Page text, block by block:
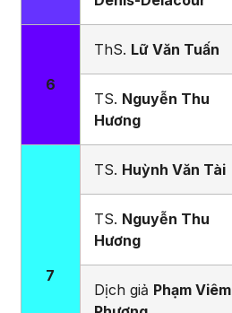
6
ThS. Lữ Văn Tuấn
TS. Nguyễn Thu
Hương
7
TS. Huỳnh Văn Tài
TS. Nguyễn Thu
Hương
Dịch giả Phạm Viêm